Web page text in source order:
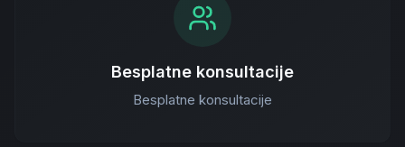
Besplatne konsultacije
Besplatne konsultacije